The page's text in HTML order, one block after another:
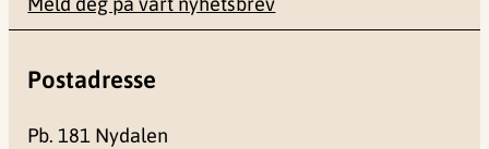
Postadresse
Pb. 181 Nydalen